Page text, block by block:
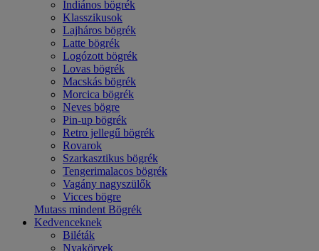
Indiános bögrék
Klasszikusok
Lajháros bögrék
Latte bögrék
Logózott bögrék
Lovas bögrék
Macskás bögrék
Morcica bögrék
Neves bögre
Pin-up bögrék
Retro jellegű bögrék
Rovarok
Szarkasztikus bögrék
Tengerimalacos bögrék
Vagány nagyszülők
Vicces bögre
Mutass mindent Bögrék
Kedvenceknek
Biléták
Nyakörvek